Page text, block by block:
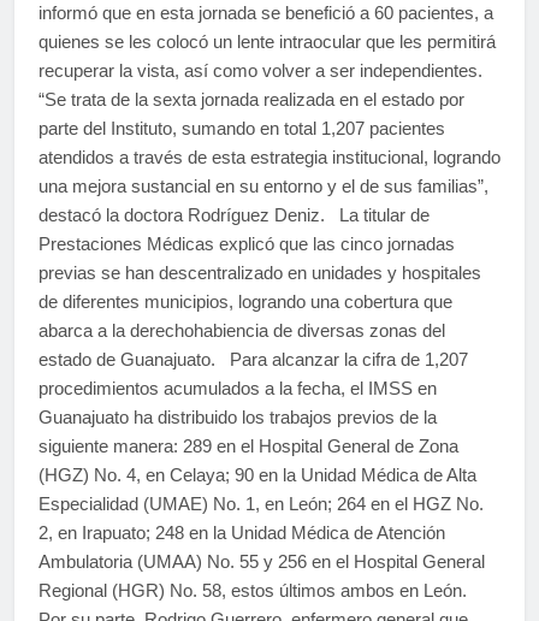
informó que en esta jornada se benefició a 60 pacientes, a
quienes se les colocó un lente intraocular que les permitirá
recuperar la vista, así como volver a ser independientes.
“Se trata de la sexta jornada realizada en el estado por
parte del Instituto, sumando en total 1,207 pacientes
atendidos a través de esta estrategia institucional, logrando
una mejora sustancial en su entorno y el de sus familias”,
destacó la doctora Rodríguez Deniz. La titular de
Prestaciones Médicas explicó que las cinco jornadas
previas se han descentralizado en unidades y hospitales
de diferentes municipios, logrando una cobertura que
abarca a la derechohabiencia de diversas zonas del
estado de Guanajuato. Para alcanzar la cifra de 1,207
procedimientos acumulados a la fecha, el IMSS en
Guanajuato ha distribuido los trabajos previos de la
siguiente manera: 289 en el Hospital General de Zona
(HGZ) No. 4, en Celaya; 90 en la Unidad Médica de Alta
Especialidad (UMAE) No. 1, en León; 264 en el HGZ No.
2, en Irapuato; 248 en la Unidad Médica de Atención
Ambulatoria (UMAA) No. 55 y 256 en el Hospital General
Regional (HGR) No. 58, estos últimos ambos en León.